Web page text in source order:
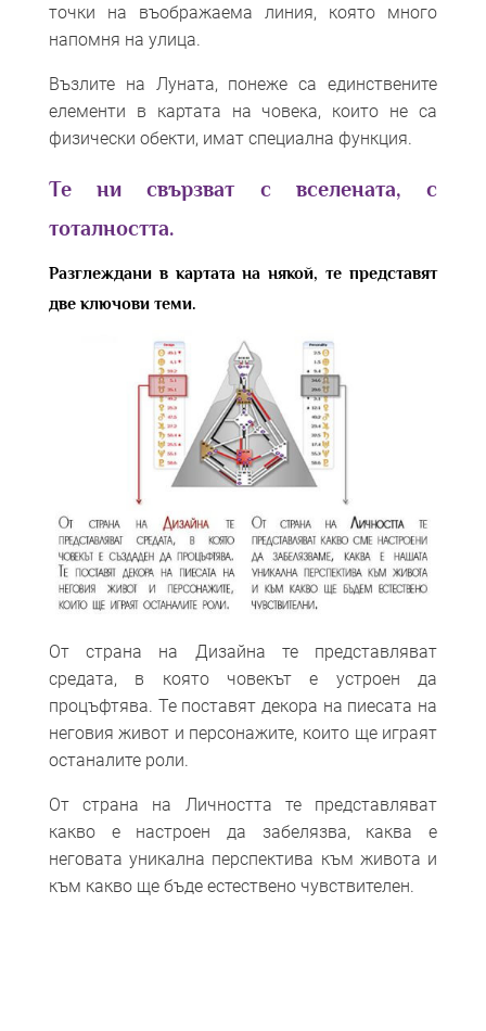
точки на въображаема линия, която много
напомня на улица.
Възлите на Луната, понеже са единствените
елементи в картата на човека, които не са
физически обекти, имат специална функция.
Те ни свързват с вселената, с
тоталността.
Разглеждани в картата на някой, те представят
две ключови теми.
От страна на Дизайна те представляват
средата, в която човекът е устроен да
процъфтява. Те поставят декора на пиесата на
неговия живот и персонажите, които ще играят
останалите роли.
От страна на Личността те представляват
какво е настроен да забелязва, каква е
неговата уникална перспектива към живота и
към какво ще бъде естествено чувствителен.